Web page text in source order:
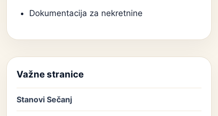
Dokumentacija za nekretnine
Važne stranice
Stanovi Sečanj